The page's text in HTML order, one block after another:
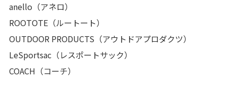
anello（アネロ）
ROOTOTE（ルートート）
OUTDOOR PRODUCTS（アウトドアプロダクツ）
LeSportsac（レスポートサック）
COACH（コーチ）